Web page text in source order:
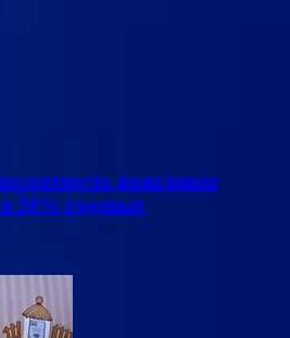
появления
30% годовых